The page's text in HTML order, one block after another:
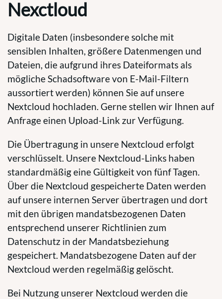
Nexctloud
Digitale Daten (insbesondere solche mit
sensiblen Inhalten, größere Datenmengen und
Dateien, die aufgrund ihres Dateiformats als
mögliche Schadsoftware von E-Mail-Filtern
aussortiert werden) können Sie auf unsere
Nextcloud hochladen. Gerne stellen wir Ihnen auf
Anfrage einen Upload-Link zur Verfügung.
Die Übertragung in unsere Nextcloud erfolgt
verschlüsselt. Unsere Nextcloud-Links haben
standardmäßig eine Gültigkeit von fünf Tagen.
Über die Nextcloud gespeicherte Daten werden
auf unsere internen Server übertragen und dort
mit den übrigen mandatsbezogenen Daten
entsprechend unserer Richtlinien zum
Datenschutz in der Mandatsbeziehung
gespeichert. Mandatsbezogene Daten auf der
Nextcloud werden regelmäßig gelöscht.
Bei Nutzung unserer Nextcloud werden die